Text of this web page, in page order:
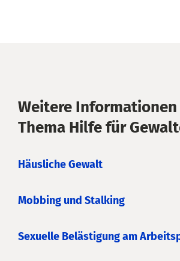
Weitere Informationen
Thema Hilfe für
Häusliche Gewalt
Mobbing und Stalking
Sexuelle Belästigung am